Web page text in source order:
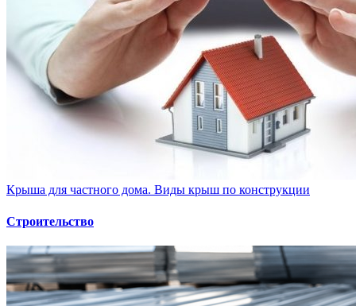
Крыша для частного дома. Виды крыш по конструкции
Строительство